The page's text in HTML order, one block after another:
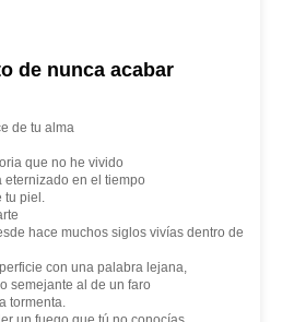
de nunca acabar
de tu alma
que no he vivido
eternizado en el tiempo
tu piel.
hace muchos siglos vivías dentro de
con una palabra lejana,
semejante al de un faro
tormenta.